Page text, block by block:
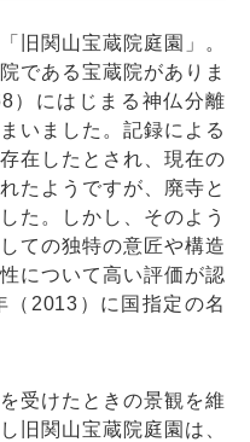
旧関山宝蔵院庭園」。
である宝蔵院がありま
）にはじまる神仏分離
いました。記録による
在したとされ、現在の
たようですが、廃寺と
た。しかし、そのよう
ての独特の意匠や構造
について高い評価が認
2013）に国指定の名
受けたときの景観を維
旧関山宝蔵院庭園は、